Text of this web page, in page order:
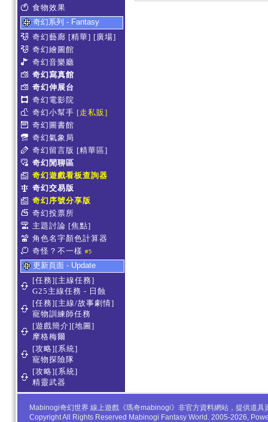
食物效果
奇幻系列 - Fantasy
奇幻藝廊 [精華] [廣場]
奇幻繪圖館
奇幻音樂廳
奇幻寫真館
奇幻伸展台
奇幻電影院
奇幻小幫手 [走私販]
奇幻圖書館
奇幻氣象局
奇幻留言版 [精華區]
奇幻閒聊區
奇幻遊戲看板查詢器
奇幻交易版
奇幻序號分享版
奇幻投票所
主題討論 [焦點]
角色名字顏色計算器
奇怪？不一樣 #5
更新頁面 - Update
[任務][主線任務]
G25主線任務 - 日蝕
[任務][主線/故事劇情]
寵物訓練師任務
[遊戲簡介][地圖]
摩格梅爾
[攻略][系統]
寵物探險隊
[攻略][系統]
精靈武器
Mabinogi奇幻世界 線上遊戲《瑪奇mabinogi》非官方資料網站，提供道
Copyright All Rights Reserved Mabinogi Fantasy World. 2005-2026,